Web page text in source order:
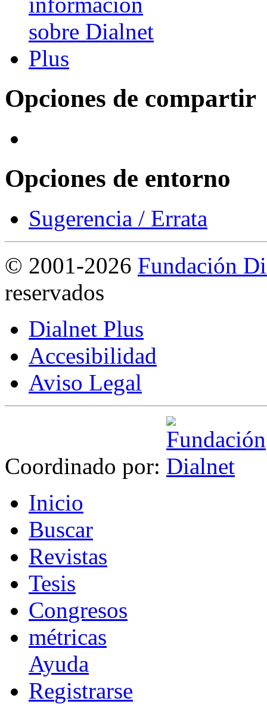
Opciones de compartir
Opciones de entorno
Sugerencia / Errata
© 2001-2026 Fundación
reservados
Dialnet Plus
Accesibilidad
Aviso Legal
Coordinado por:
Inicio
Buscar
Revistas
Tesis
Congresos
métricas
Ayuda
Registrarse